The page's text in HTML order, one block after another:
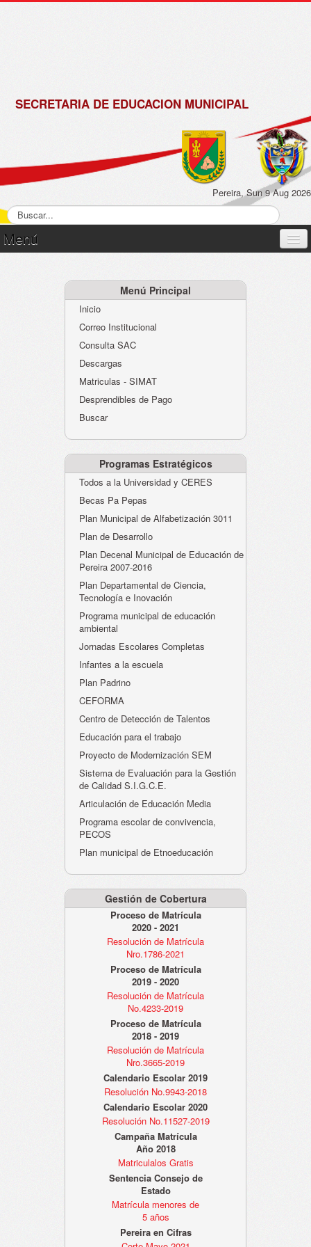
SECRETARIA DE EDUCACION MUNICIPAL
Pereira, Sun 9 Aug 2026
Menú
Atención al Ciudadano
Instituciones Educativas
Despacho Secretaría
Evaluación desempeño
Humano-Cesantías
Menú Principal
Inicio
Correo Institucional
Consulta SAC
Descargas
Matriculas - SIMAT
Desprendibles de Pago
Buscar
Programas Estratégicos
Todos a la Universidad y CERES
Becas Pa Pepas
Plan Municipal de Alfabetización 3011
Plan de Desarrollo
Plan Decenal Municipal de Educación de
Pereira 2007-2016
Plan Departamental de Ciencia,
Tecnología e Inovación
Programa municipal de educación
ambiental
Jornadas Escolares Completas
Infantes a la escuela
Plan Padrino
CEFORMA
Centro de Detección de Talentos
Educación para el trabajo
Proyecto de Modernización SEM
Sistema de Evaluación para la Gestión
de Calidad S.I.G.C.E.
Articulación de Educación Media
Programa escolar de convivencia,
PECOS
Plan municipal de Etnoeducación
Gestión de Cobertura
Proceso de Matrícula
2020 - 2021
Resolución de Matrícula
Nro.1786-2021
Proceso de Matrícula
2019 - 2020
Resolución de Matrícula
No.4233-2019
Proceso de Matrícula
2018 - 2019
Resolución de Matrícula
Nro.3665-2019
Calendario Escolar 2019
Resolución No.9943-2018
Calendario Escolar 2020
Resolución No.11527-2019
Campaña Matrícula
Año 2018
Matriculalos Gratis
Sentencia Consejo de
Estado
Matrícula menores de
5 años
Pereira en Cifras
de